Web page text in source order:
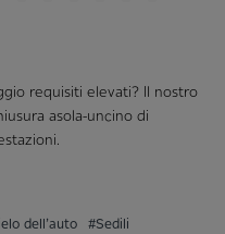
requisiti elevati? Il nostro
asola-uncino di
dell’auto #Sedili